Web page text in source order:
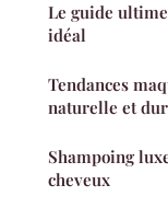
Le guide
idéal
Tendances
naturelle et
Shampoing
cheveux